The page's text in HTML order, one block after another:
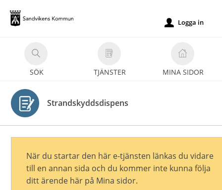
till
tjänster
Sandvikens
kommun
SÖK TJÄNSTER MINA SIDOR
u Logga in
Strandskyddsdispens
När du startar den här e-tjänsten länkas du vidare
till en annan sida och du kommer inte kunna följa
ditt ärende här på Mina sidor.